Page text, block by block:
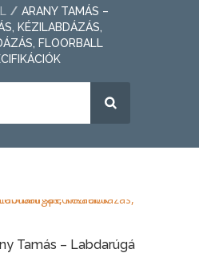
ARANY TAMÁS –
KÉZILABDÁZÁS,
FLOORBALL
Tamás – Labdarúgá